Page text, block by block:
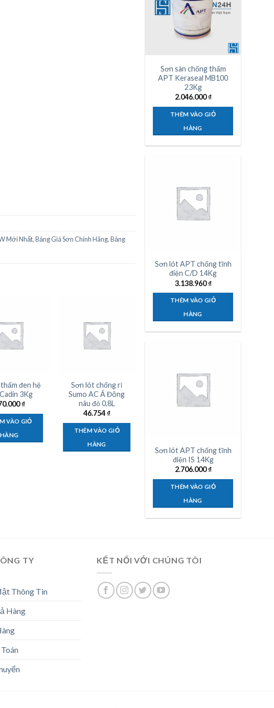
Mới Nhất,Bảng Giá Sơn Chính Hãng,Bảng
đen hệ
3Kg
₫
VÀO GIỎ
HÀNG
Sơn lót chống rỉ
Sumo AC Á Đông
nâu đỏ 0,8L
46.754₫
THÊM VÀO GIỎ
HÀNG
Sơn dầu Cadin màu
nhũ bạc 3L
265.000₫
Sơn sàn chống thấm
APT Keraseal MB100
23Kg
2.046.000₫
THÊM VÀO GIỎ
HÀNG
Sơn lót APT chống tĩnh
điện C/D 14Kg
3.138.960₫
THÊM VÀO GIỎ
HÀNG
Sơn lót APT chống tĩnh
điện IS 14Kg
2.706.000₫
THÊM VÀO GIỎ
HÀNG
TY
Thông Tin
Hàng
KẾT NỐI VỚI CHÚNG TÔI